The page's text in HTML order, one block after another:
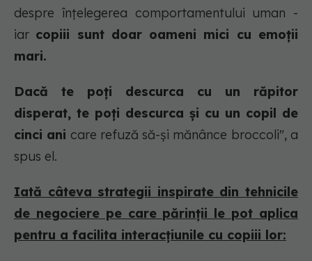
despre înțelegerea comportamentului uman -
iar copiii sunt doar oameni mici cu emoții
mari.
Dacă te poți descurca cu un răpitor
disperat, te poți descurca și cu un copil de
cinci ani care refuză să-și mănânce broccoli", a
spus el.
Iată câteva strategii inspirate din tehnicile
de negociere pe care părinții le pot aplica
pentru a facilita interacțiunile cu copiii lor: